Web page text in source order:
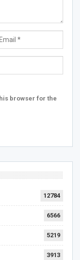
browser for the
12784
6566
5219
3913